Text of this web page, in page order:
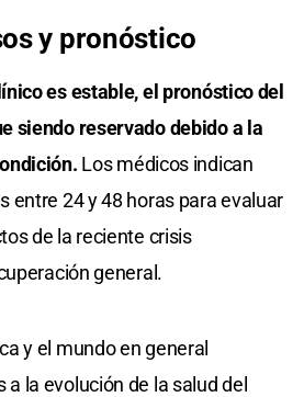
y pronóstico
es estable, el pronóstico del
siendo reservado debido a la
Los médicos indican
entre 24 y 48 horas para evaluar
de la reciente crisis
general.
y el mundo en general
la evolución de la salud del